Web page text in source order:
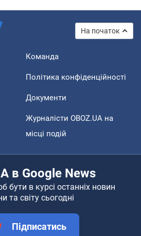
На початок
Команда
Політика конфіденційності
Документи
Журналісти OBOZ.UA на
місці подій
в Google News
бути в курсі останніх новин
та світу сьогодні
Підписатись